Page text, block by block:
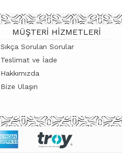
MÜŞTERI HIZMETLERI
Sıkça Sorulan Sorular
Teslimat ve İade
Hakkımızda
Bize Ulaşın